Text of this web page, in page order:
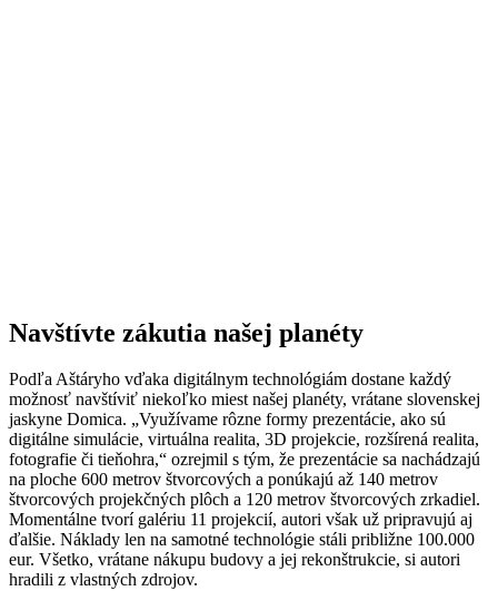
Navštívte zákutia našej planéty
Podľa Aštáryho vďaka digitálnym technológiám dostane každý
možnosť navštíviť niekoľko miest našej planéty, vrátane slovenskej
jaskyne Domica. „Využívame rôzne formy prezentácie, ako sú
digitálne simulácie, virtuálna realita, 3D projekcie, rozšírená realita,
fotografie či tieňohra,“ ozrejmil s tým, že prezentácie sa nachádzajú
na ploche 600 metrov štvorcových a ponúkajú až 140 metrov
štvorcových projekčných plôch a 120 metrov štvorcových zrkadiel.
Momentálne tvorí galériu 11 projekcií, autori však už pripravujú aj
ďalšie. Náklady len na samotné technológie stáli približne 100.000
eur. Všetko, vrátane nákupu budovy a jej rekonštrukcie, si autori
hradili z vlastných zdrojov.